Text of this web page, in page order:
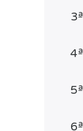
3ª
4ª
5ª
6ª